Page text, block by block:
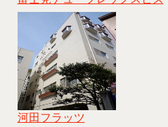
河田フラッツ